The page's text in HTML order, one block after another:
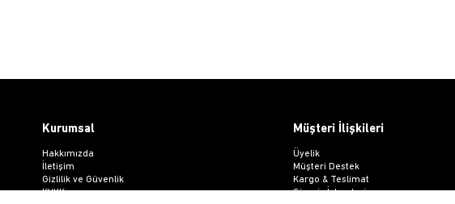
Kurumsal
Hakkımızda
İletişim
Gizlilik ve Güvenlik
KVKK
Müşteri İlişkileri
Üyelik
Müşteri Destek
Kargo & Teslimat
Sipariş İşlemleri